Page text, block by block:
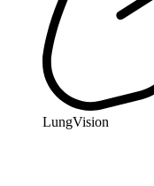
LungVision